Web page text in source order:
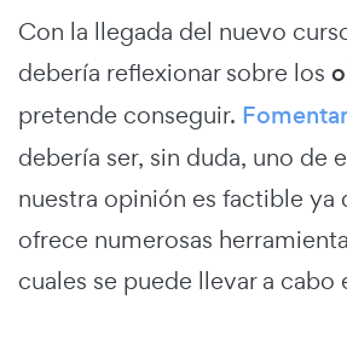
Con la llegada del nuevo
debería reflexionar sobre los
pretende conseguir.
debería ser, sin duda, uno de
nuestra opinión es factible ya
ofrece numerosas
cuales se puede llevar a